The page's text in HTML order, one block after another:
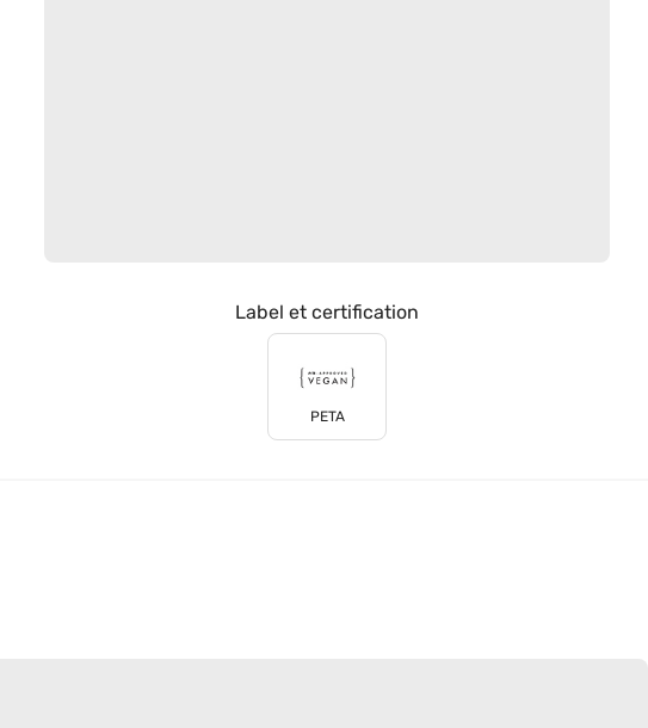
Label et certification
PETA